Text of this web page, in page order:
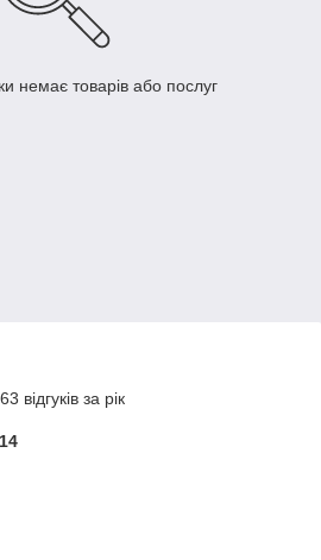
немає товарів або послуг
відгуків за рік